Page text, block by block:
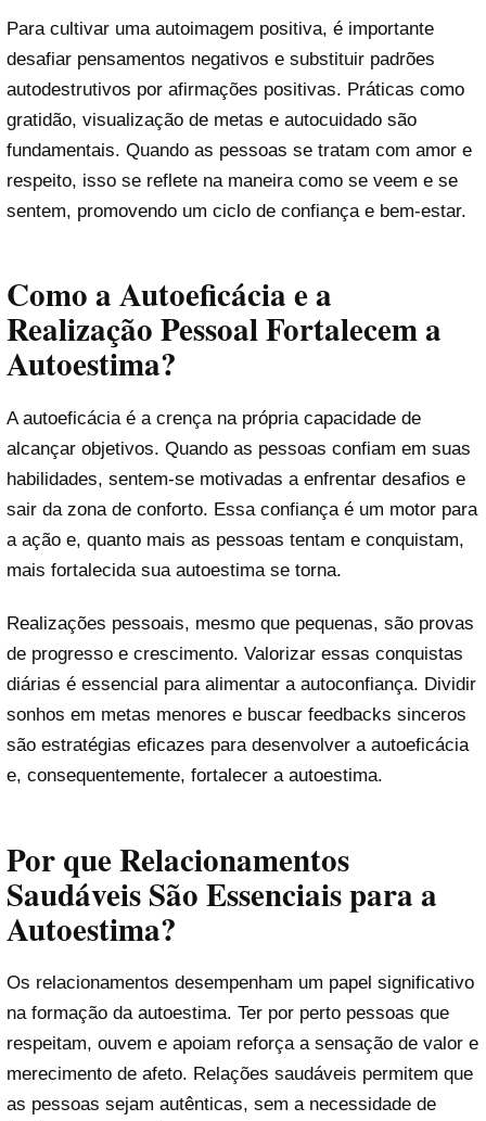
Para cultivar uma autoimagem positiva, é importante
desafiar pensamentos negativos e substituir padrões
autodestrutivos por afirmações positivas. Práticas como
gratidão, visualização de metas e autocuidado são
fundamentais. Quando as pessoas se tratam com amor e
respeito, isso se reflete na maneira como se veem e se
sentem, promovendo um ciclo de confiança e bem-estar.
Como a Autoeficácia e a
Realização Pessoal Fortalecem a
Autoestima?
A autoeficácia é a crença na própria capacidade de
alcançar objetivos. Quando as pessoas confiam em suas
habilidades, sentem-se motivadas a enfrentar desafios e
sair da zona de conforto. Essa confiança é um motor para
a ação e, quanto mais as pessoas tentam e conquistam,
mais fortalecida sua autoestima se torna.
Realizações pessoais, mesmo que pequenas, são provas
de progresso e crescimento. Valorizar essas conquistas
diárias é essencial para alimentar a autoconfiança. Dividir
sonhos em metas menores e buscar feedbacks sinceros
são estratégias eficazes para desenvolver a autoeficácia
e, consequentemente, fortalecer a autoestima.
Por que Relacionamentos
Saudáveis São Essenciais para a
Autoestima?
Os relacionamentos desempenham um papel significativo
na formação da autoestima. Ter por perto pessoas que
respeitam, ouvem e apoiam reforça a sensação de valor e
merecimento de afeto. Relações saudáveis permitem que
as pessoas sejam autênticas, sem a necessidade de